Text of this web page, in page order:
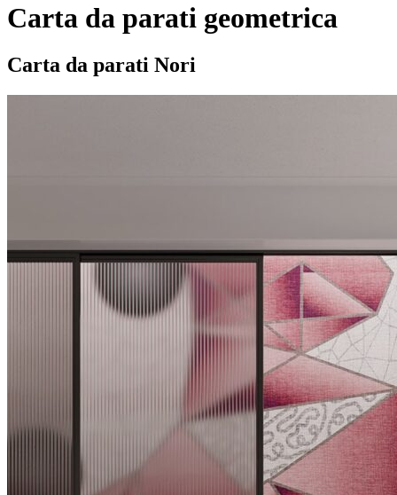
Carta da parati geometrica
Carta da parati Nori